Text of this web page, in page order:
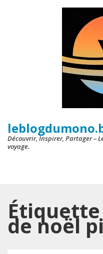
Découvrir, Inspirer, Partager –
voyage.
Étiquette
de noël